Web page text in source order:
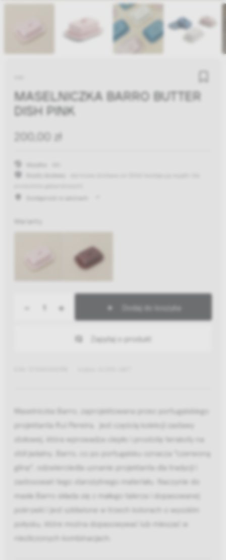
MASELNICZKA BARRO BUTTER
DISH PINK
200,00 zł
Warianty
+ Dodaj do koszyka
Zapytaj o produkt
Maselniczka Barro, zaprojektowana przez portugalskiego
projektanta Rui Pereira, jest częścią kolekcji zastawy
stołowej, która wprowadza ciepło i prostotę terakoty na
stół jadalny. Barro, co po portugalsku oznacza "czerwoną
glinę", odzwierciedla uznanie projektanta dla tradycji i
zastosowań tego starożytnego materiału. Naczynie do
masła Barro składa się z małego talerza i dopasowanej
pokrywki i jest szkliwione w trzech kolorach o wysokim
połysku, które można dopasowywać lub mieszać w
niezliczonych kombinacjach.